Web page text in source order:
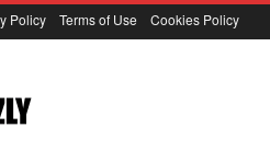
Policy Terms of Use Cookies Policy